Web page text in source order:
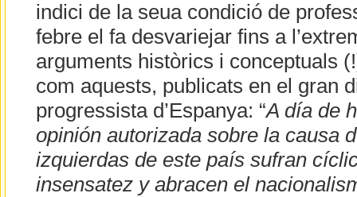
indici de la seua condició de
febre el fa desvariejar fins a
arguments històrics i conceptuals
com aquests, publicats en el gran
progressista d’Espanya: “A día de
opinión autorizada sobre la causa
izquierdas de este país sufran
insensatez y abracen el